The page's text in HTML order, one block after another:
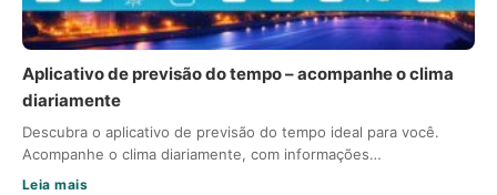
Aplicativo de previsão do tempo – acompanhe o clima
diariamente
Descubra o aplicativo de previsão do tempo ideal para você.
Acompanhe o clima diariamente, com informações…
Leia mais